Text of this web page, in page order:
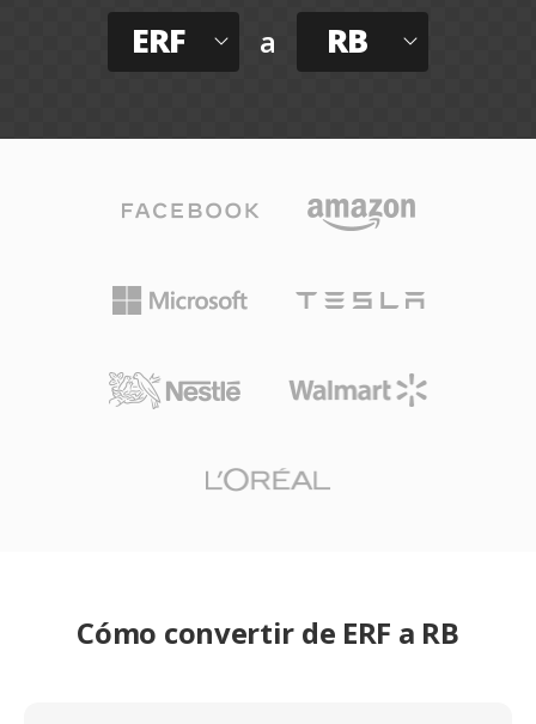
ERF a RB
Cómo convertir de ERF a RB